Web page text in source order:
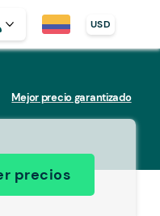
USD
Mejor precio garantizado
precios